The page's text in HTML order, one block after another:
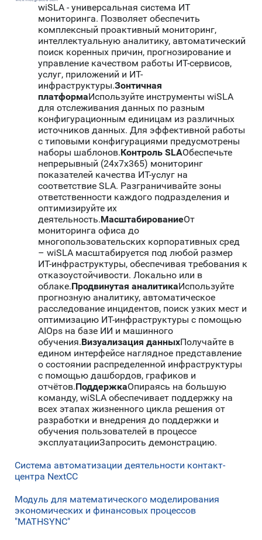
wiSLA - универсальная система ИТ
мониторинга. Позволяет обеспечить
комплексный проактивный мониторинг,
интеллектуальную аналитику, автоматический
поиск коренных причин, прогнозирование и
управление качеством работы ИТ-сервисов,
услуг, приложений и ИТ-
инфраструктуры.Зонтичная
платформаИспользуйте инструменты wiSLA
для отслеживания данных по разным
конфигурационным единицам из различных
источников данных. Для эффективной работы
с типовыми конфигурациями предусмотрены
наборы шаблонов.Контроль SLAОбеспечьте
непрерывный (24х7х365) мониторинг
показателей качества ИТ-услуг на
соответствие SLA. Разграничивайте зоны
ответственности каждого подразделения и
оптимизируйте их
деятельность.МасштабированиеОт
мониторинга офиса до
многопользовательских корпоративных сред
– wiSLA масштабируется под любой размер
ИТ-инфраструктуры, обеспечивая требования к
отказоустойчивости. Локально или в
облаке.Продвинутая аналитикаИспользуйте
прогнозную аналитику, автоматическое
расследование инцидентов, поиск узких мест и
оптимизацию ИТ-инфраструктуры с помощью
AIOps на базе ИИ и машинного
обучения.Визуализация данныхПолучайте в
едином интерфейсе наглядное представление
о состоянии распределенной инфраструктуры
с помощью дашбордов, графиков и
отчётов.ПоддержкаОпираясь на большую
команду, wiSLA обеспечивает поддержку на
всех этапах жизненного цикла решения от
разработки и внедрения до поддержки и
обучения пользователей в процессе
эксплуатацииЗапросить демонстрацию.
Система автоматизации деятельности контакт-
центра NextCC
Модуль для математического моделирования
экономических и финансовых процессов
"MATHSYNC"